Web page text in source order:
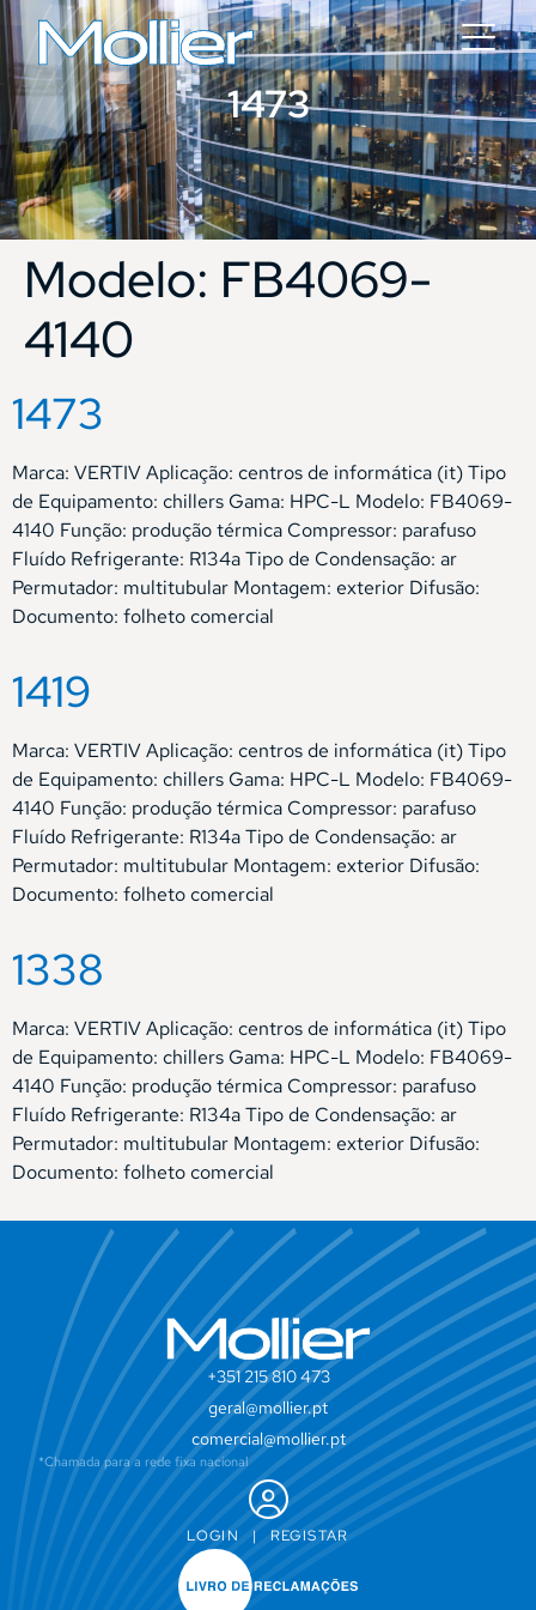
1473
Modelo: FB4069-
4140
1473
Marca: VERTIV Aplicação: centros de informática (it) Tipo
de Equipamento: chillers Gama: HPC-L Modelo: FB4069-
4140 Função: produção térmica Compressor: parafuso
Fluído Refrigerante: R134a Tipo de Condensação: ar
Permutador: multitubular Montagem: exterior Difusão:
Documento: folheto comercial
1419
Marca: VERTIV Aplicação: centros de informática (it) Tipo
de Equipamento: chillers Gama: HPC-L Modelo: FB4069-
4140 Função: produção térmica Compressor: parafuso
Fluído Refrigerante: R134a Tipo de Condensação: ar
Permutador: multitubular Montagem: exterior Difusão:
Documento: folheto comercial
1338
Marca: VERTIV Aplicação: centros de informática (it) Tipo
de Equipamento: chillers Gama: HPC-L Modelo: FB4069-
4140 Função: produção térmica Compressor: parafuso
Fluído Refrigerante: R134a Tipo de Condensação: ar
Permutador: multitubular Montagem: exterior Difusão:
Documento: folheto comercial
+351 215 810 473
geral@mollier.pt
comercial@mollier.pt
*Chamada para a rede fixa nacional
LOGIN | REGISTAR